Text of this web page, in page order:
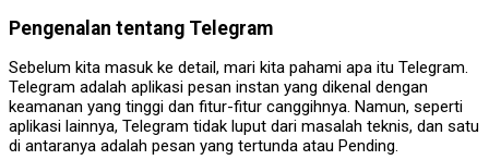
Pengenalan tentang Telegram
Sebelum kita masuk ke detail, mari kita pahami apa itu Telegram.
Telegram adalah aplikasi pesan instan yang dikenal dengan
keamanan yang tinggi dan fitur-fitur canggihnya. Namun, seperti
aplikasi lainnya, Telegram tidak luput dari masalah teknis, dan satu
di antaranya adalah pesan yang tertunda atau Pending.